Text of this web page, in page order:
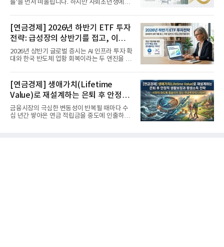
률'을 먼저 떠올립니다. 하지만 사회초년생에게
[연금경제] 2026년 하반기 ETF 투자
전략: 급성장의 상반기를 접고, 이제
'실적'이 가르는 하반기를 맞다
2026년 상반기 글로벌 증시는 AI 인프라 투자 확
대와 한국 반도체 업황 회복이라는 두 엔진을 달
[연금경제] 생애가치(Lifetime
Value)로 재설계하는 은퇴 후 안정적
생활보장과 평생소득 전략
금융시장의 극심한 변동성이 반복될 때마다 수
십 년간 쌓아온 연금 적립금을 중도에 인출하거